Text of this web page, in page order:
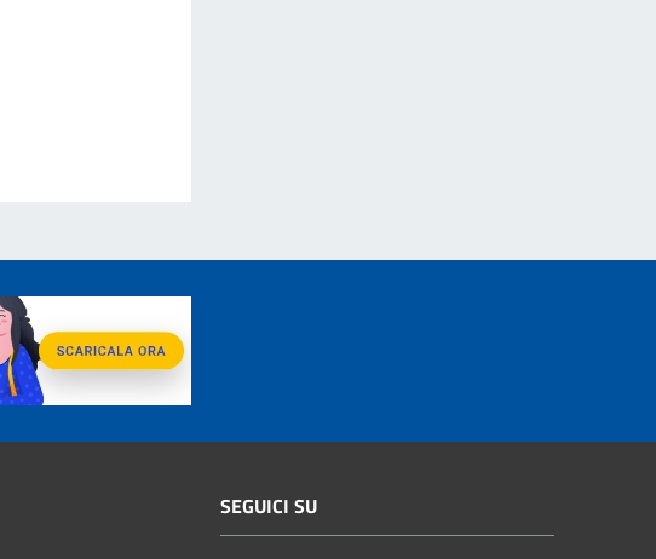
SEGUICI SU